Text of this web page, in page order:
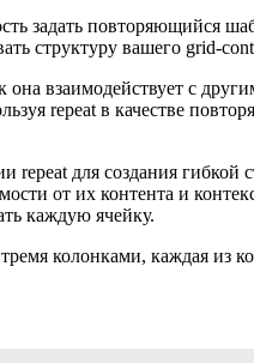
задать повторяющийся
структуру вашего grid-
взаимодействует с
repeat в качестве
repeat для создания
от их контента и
каждую ячейку.
колонками, каждая из